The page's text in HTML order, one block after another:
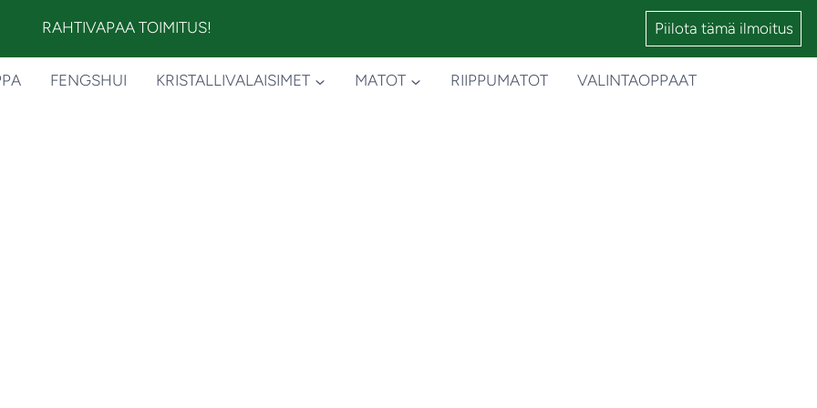
RAHTIVAPAA TOIMITUS! Piilota tämä ilmoitus
FENGSHUI KRISTALLIVALAISIMET MATOT RIIPPUMATOT VALINTAOPPAAT